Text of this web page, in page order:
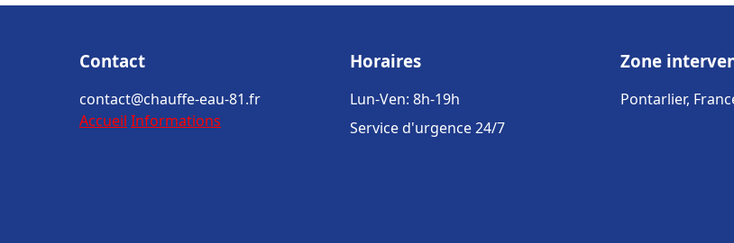
Contact
contact@chauffe-eau-81.fr
Accueil Informations
Horaires
Lun-Ven: 8h-19h
Service d'urgence 24/7
Zone
Pontarlier,